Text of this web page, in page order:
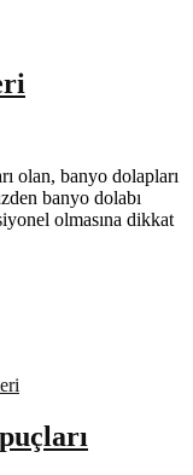
olan, banyo dolapları
banyo dolabı
olmasına dikkat